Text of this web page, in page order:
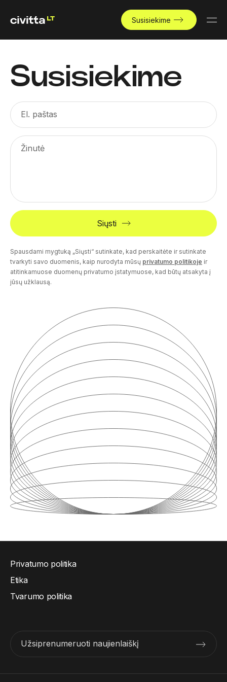
Susisiekime
Susisiekime
El. paštas
Žinutė
Siųsti
Spausdami mygtuką „Siųsti“ sutinkate, kad perskaitėte ir sutinkate
tvarkyti savo duomenis, kaip nurodyta mūsų privatumo politikoje ir
atitinkamuose duomenų privatumo įstatymuose, kad būtų atsakyta į
jūsų užklausą.
Užsiprenumeruoti naujienlaiškį
Privatumo politika
Etika
Tvarumo politika